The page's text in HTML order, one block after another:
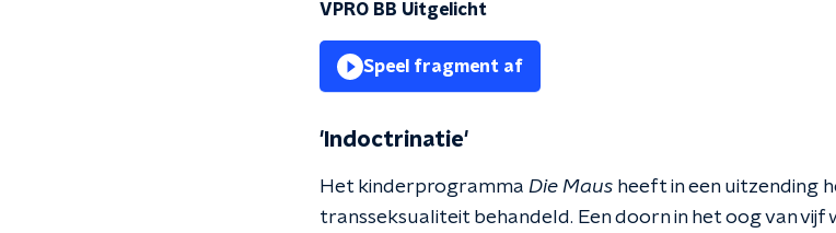
VPRO BB Uitgelicht
Speel fragment af
'Indoctrinatie'
Het kinderprogramma Die Maus heeft in een uitzending
transseksualiteit behandeld. Een doorn in het oog van